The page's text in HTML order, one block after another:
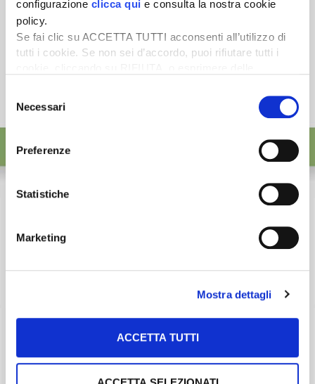
configurazione clicca qui e consulta la nostra cookie
policy.
Se fai clic su ACCETTA TUTTI acconsenti all’utilizzo di
tutti i cookie. Se non sei d’accordo, puoi rifiutare tutti i
desideri accettare e cliccando ACCETTA SELEZIONATI.
del
consenso
Necessari
Preferenze
Statistiche
Marketing
Mostra dettagli
ACCETTA TUTTI